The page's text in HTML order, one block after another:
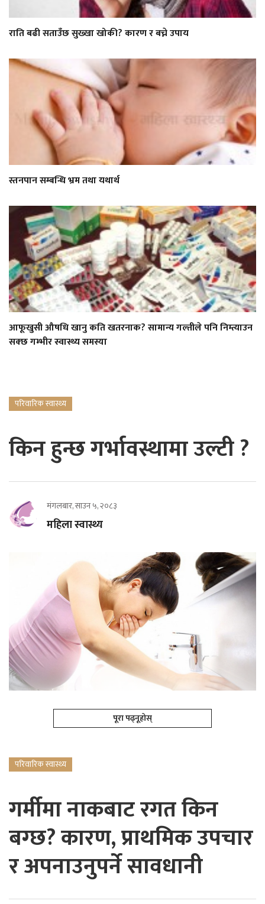
राति बढी सताउँछ सुख्खा खोकी? कारण र बच्ने उपाय
स्तनपान सम्बन्धि भ्रम तथा यथार्थ
आफूखुसी औषधि खानु कति खतरनाक? सामान्य गल्तीले पनि निम्त्याउन
सक्छ गम्भीर स्वास्थ्य समस्या
परिवारिक स्वास्थ्य
किन हुन्छ गर्भावस्थामा उल्टी ?
मंगलबार, साउन ५, २०८३
महिला स्वास्थ्य
पूरा पढ्नूहोस्
परिवारिक स्वास्थ्य
गर्मीमा नाकबाट रगत किन
बग्छ? कारण, प्राथमिक उपचार
र अपनाउनुपर्ने सावधानी